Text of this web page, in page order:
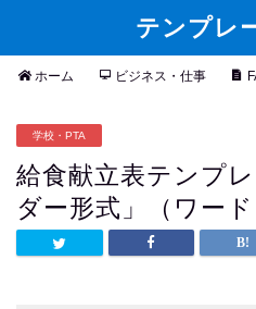
テンプレ
ホーム ビジネス・仕事
学校・PTA
給食献立表テンプ
ダー形式」（ワード